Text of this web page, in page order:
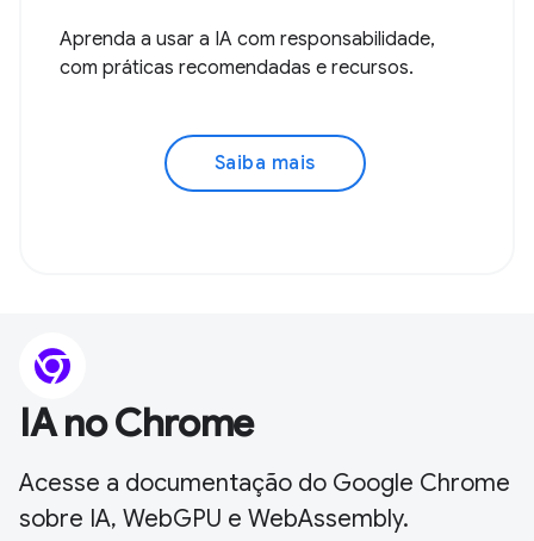
Aprenda a usar a IA com responsabilidade,
com práticas recomendadas e recursos.
Saiba mais
IA no Chrome
Acesse a documentação do Google Chrome
sobre IA, WebGPU e WebAssembly.